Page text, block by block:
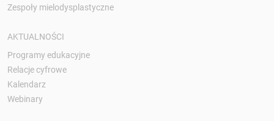
Zespoły mielodysplastyczne
AKTUALNOŚCI
Programy edukacyjne
Relacje cyfrowe
Kalendarz
Webinary